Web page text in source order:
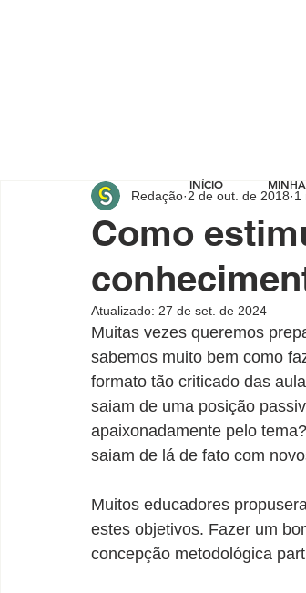
Como
Redação 2 de out. de 2018 1
Atualizado: 27 de set. de 2024
Muitas vezes queremos
sabemos muito bem como
formato tão criticado das
saiam de uma posição
apaixonadamente pelo
saiam de lá de fato com
Muitos educadores
estes objetivos. Fazer um
concepção metodológica
INÍCIO